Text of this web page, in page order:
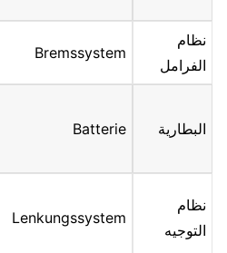
نظام
الفرامل
Bremssystem
البطارية Batterie
نظام
التوجيه
Lenkungssystem